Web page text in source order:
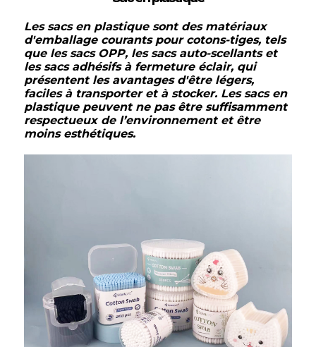
Les sacs en plastique sont des matériaux
d'emballage courants pour cotons-tiges, tels
que les sacs OPP, les sacs auto-scellants et
les sacs adhésifs à fermeture éclair, qui
présentent les avantages d'être légers,
faciles à transporter et à stocker. Les sacs en
plastique peuvent ne pas être suffisamment
respectueux de l’environnement et être
moins esthétiques.